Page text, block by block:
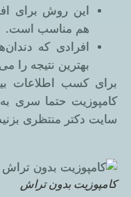
این روش برای
هم مناسب است.
افرادی که
بهترین نتیجه را
برای کسب اطلاعات
کامپوزیت حتما سری
سایت دکتر منتظری
کامپوزیت بدون تراش